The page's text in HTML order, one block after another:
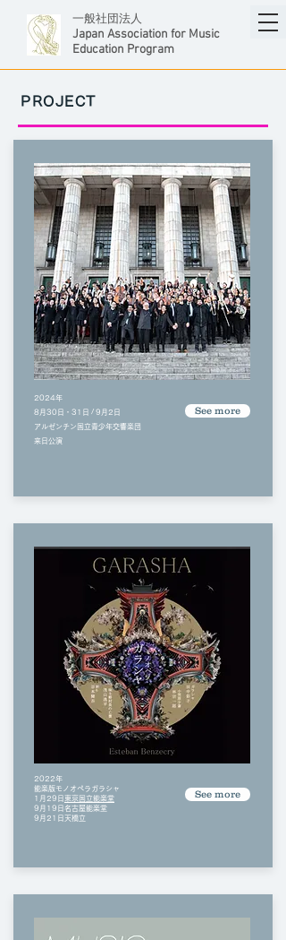
一般社団法人
Japan Association for Music
Education Program
​PROJECT
2024年
8月30日・31日 / 9月2日
アルゼンチン国立青少年交響楽団
来日公演
See more
2022年
能楽版モノオペラガラシャ​
1月29日 東京国立能楽堂
9月19日名古屋能楽堂
​9月21日天橋立
See more